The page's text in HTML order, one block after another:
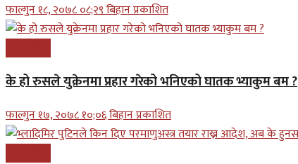
फाल्गुन १८, २०७८ ०८;२९ बिहान प्रकाशित
के हो रुसले युक्रेनमा प्रहार गरेको भनिएको घातक भ्याकुम बम ?
फाल्गुन १७, २०७८ १०;०६ बिहान प्रकाशित